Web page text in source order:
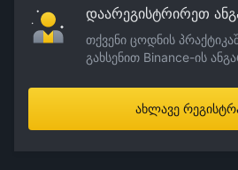
დაარეგისტრირეთ
თქვენი ცოდნის
გახსენით Binance-ის
ახლავე